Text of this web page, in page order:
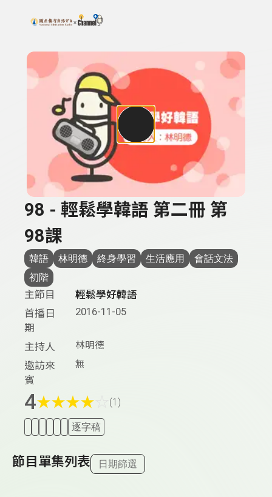
上方功能區塊
搜尋關鍵字：可輸入節目名稱、主持人或關鍵字
98 - 輕鬆學韓語 第二冊 第
98課
韓語 林明德 終身學習 生活應用
會話文法
初階
主節目
輕鬆學好韓語
首播日
期
2016-11-05
主持人 林明德
邀訪來
賓
無
4★★★★ (1)
逐字稿
節目單集列表 日期篩選